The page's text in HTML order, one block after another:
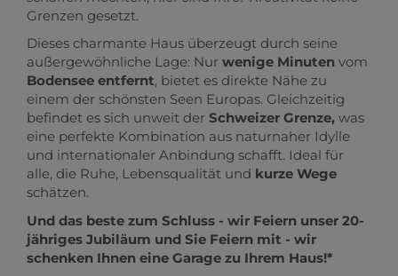
Grenzen gesetzt.
Dieses charmante Haus überzeugt durch seine
außergewöhnliche Lage: Nur wenige Minuten vom
Bodensee entfernt, bietet es direkte Nähe zu
einem der schönsten Seen Europas. Gleichzeitig
befindet es sich unweit der Schweizer Grenze, was
eine perfekte Kombination aus naturnaher Idylle
und internationaler Anbindung schafft. Ideal für
alle, die Ruhe, Lebensqualität und kurze Wege
schätzen.
Und das beste zum Schluss - wir Feiern unser 20-
jähriges Jubiläum und Sie Feiern mit - wir
schenken Ihnen eine Garage zu Ihrem Haus!*